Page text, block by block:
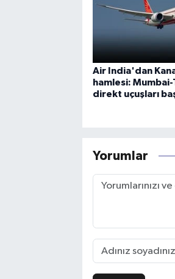
Air India'dan
hamlesi:
direkt uçuşları
Yorumlar